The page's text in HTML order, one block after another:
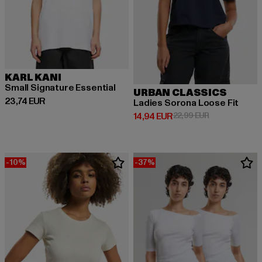
KARL KANI
Small Signature Essential
23,74 EUR
Derzeitiger Preis: 23,74 EUR
URBAN CLASSICS
Ladies Sorona Loose Fit
14,94 EUR
Derzeitiger Preis: 14,94 EUR
22,99 EURAktionspreis:
-10% -37%